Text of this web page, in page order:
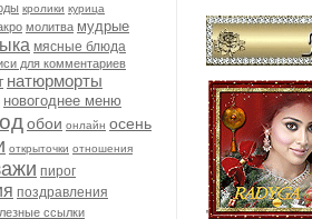
кролики курица
молитва мудрые
мясные блюда
для комментариев
натюрморты
новогоднее меню
обои онлайн осень
открыточки отношения
пирог
поздравления
ссылки '